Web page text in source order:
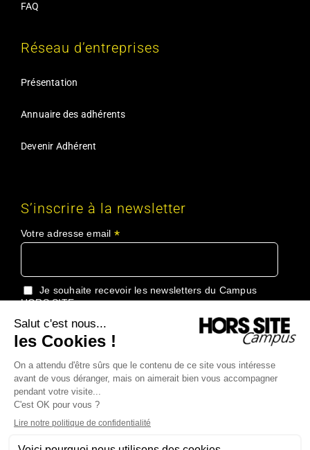
FAQ
Réseau d’entreprises
Présentation
Annuaire des adhérents
Devenir Adhérent
S’inscrire à la newsletter
Votre adresse email *
Je souhaite recevoir les newsletters du Campus
HORS SITE
J'accepte de recevoir les informations du Groupe
HORS SITE